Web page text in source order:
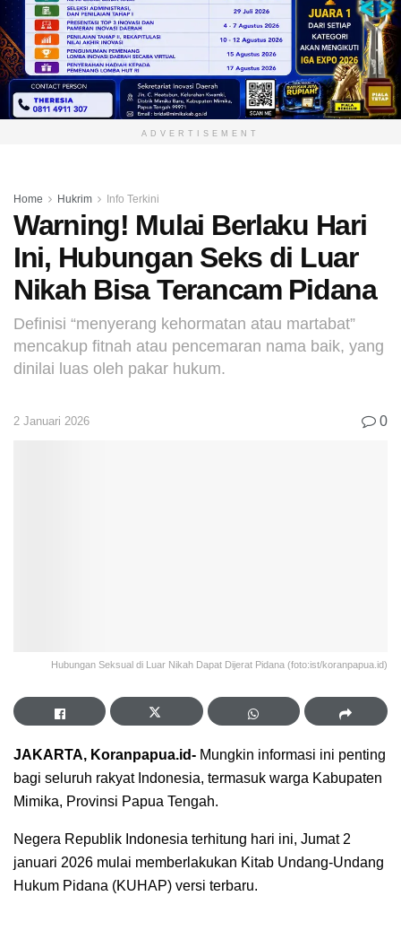
ADVERTISEMENT
Home Hukrim Info Terkini
Warning! Mulai Berlaku Hari
Ini, Hubungan Seks di Luar
Nikah Bisa Terancam Pidana
Definisi “menyerang kehormatan atau martabat”
mencakup fitnah atau pencemaran nama baik, yang
dinilai luas oleh pakar hukum.
2 Januari 2026 0
Hubungan Seksual di Luar Nikah Dapat Dijerat Pidana (foto:ist/koranpapua.id)
JAKARTA, Koranpapua.id- Mungkin informasi ini penting
bagi seluruh rakyat Indonesia, termasuk warga Kabupaten
Mimika, Provinsi Papua Tengah.
Negera Republik Indonesia terhitung hari ini, Jumat 2
januari 2026 mulai memberlakukan Kitab Undang-Undang
Hukum Pidana (KUHAP) versi terbaru.